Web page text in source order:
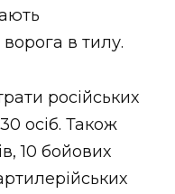
в тилу.
російських
осіб. Також
10 бойових